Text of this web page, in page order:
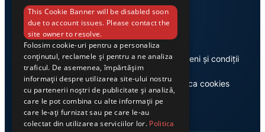
Link-uri utile
Despre noi
Casa de editură Exclusiv
Termeni și condiții
Politica cookies
This Cookie Banner will be disabled soon
due to account issues. Please contact the
site owner to resolve.
Folosim cookie-uri pentru a personaliza
conținutul, reclamele și pentru a ne analiza
traficul. De asemenea, împărtășim
informații despre utilizarea site-ului nostru
cu partenerii noștri de publicitate și analiză,
care le pot combina cu alte informații pe
care le-ați furnizat sau pe care le-au
colectat din utilizarea serviciilor lor. Politica